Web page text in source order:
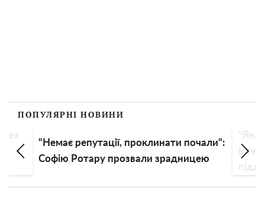
ПОПУЛЯРНІ НОВИНИ
почали":
істеричній Анастасії Волочковій радять
підлікувати голову